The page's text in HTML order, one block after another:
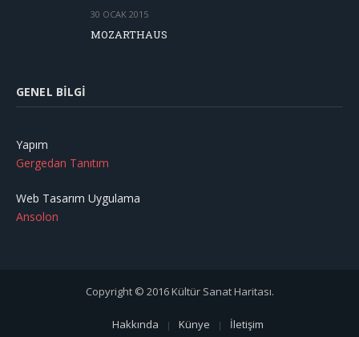
30 OCAK 2015
MOZARTHAUS
GENEL BILGI
Yapım
Gergedan Tanıtım
Web Tasarım Uygulama
Ansolon
Copyright © 2016 Kültür Sanat Haritası.
Hakkında Künye İletişim